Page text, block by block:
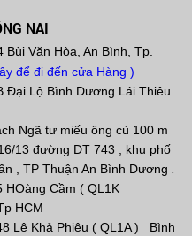
NAI
Bùi Văn Hòa, An Bình, Tp.
để đi đến cửa Hàng )
Đại Lộ Bình Dương Lái Thiêu.
Ngã tư miếu ông cù 100 m
13 đường DT 743 , khu phố
, TP Thuận An Bình Dương.
HOàng Cầm ( QL1K
HCM
Lê Khả Phiêu ( QL1A ) Bình